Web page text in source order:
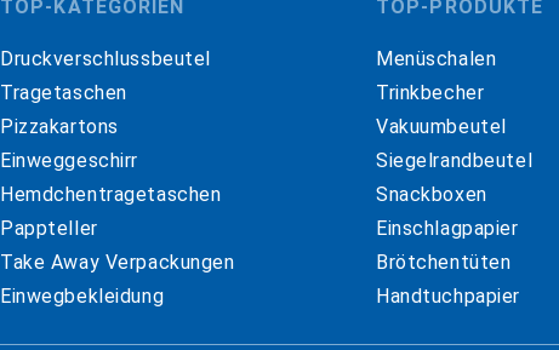
TOP-KATEGORIEN
Druckverschlussbeutel
Tragetaschen
Pizzakartons
Einweggeschirr
Hemdchentragetaschen
Pappteller
Take Away Verpackungen
Einwegbekleidung
TOP-PRODUKTE
Menüschalen
Trinkbecher
Vakuumbeutel
Siegelrandbeutel
Snackboxen
Einschlagpapier
Brötchentüten
Handtuchpapier